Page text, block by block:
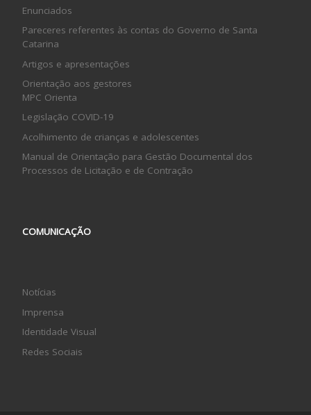
Enunciados
Pareceres referentes às contas do Governo de Santa
Catarina
Artigos e apresentações
Orientação aos gestores
MPC Orienta
Legislação COVID-19
Acolhimento de crianças e adolescentes
Manual de Orientação para Gestão Documental dos
Processos de Licitação e de Contração
COMUNICAÇÃO
Notícias
Imprensa
Identidade Visual
Redes Sociais